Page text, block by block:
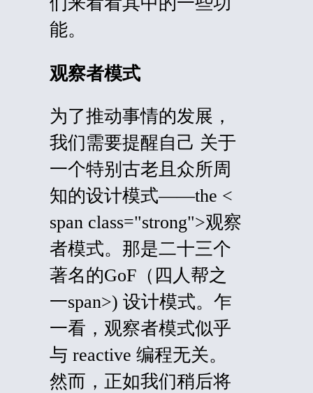
能。
观察者模式
为了推动事情的发展，
我们需要提醒自己 关于
一个特别古老且众所周
知的设计模式——the <
span class="strong">观察
者模式。那是二十三个
著名的GoF （ 四人帮之
一span>) 设计模式。乍
一看，观察者模式似乎
与 reactive 编程无关。
然而，正如我们稍后将